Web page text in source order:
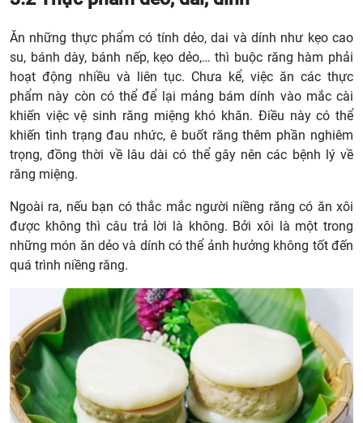
Ăn những thực phẩm có tính dẻo, dai và dính như kẹo cao
su, bánh dày, bánh nếp, kẹo dẻo,… thì buộc răng hàm phải
hoạt động nhiều và liên tục. Chưa kể, việc ăn các thực
phẩm này còn có thể để lại mảng bám dính vào mắc cài
khiến việc vệ sinh răng miệng khó khăn. Điều này có thể
khiến tình trạng đau nhức, ê buốt răng thêm phần nghiêm
trọng, đồng thời về lâu dài có thể gây nên các bệnh lý về
răng miệng.
Ngoài ra, nếu bạn có thắc mắc người niềng răng có ăn xôi
được không thì câu trả lời là không. Bởi xôi là một trong
những món ăn dẻo và dính có thể ảnh hưởng không tốt đến
quá trình niềng răng.